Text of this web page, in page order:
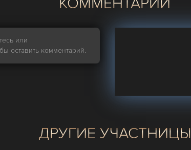
или
оставить комментарий.
ДРУГИЕ УЧАСТНИЦЫ